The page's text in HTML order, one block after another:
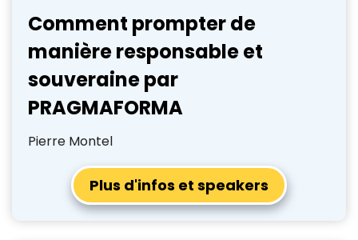
Comment prompter de
manière responsable et
souveraine par
PRAGMAFORMA
Pierre Montel
Plus d'infos et speakers